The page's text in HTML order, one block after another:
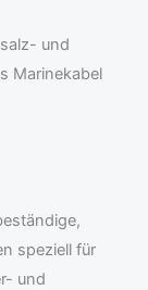
und
Marinekabel
speziell für
und